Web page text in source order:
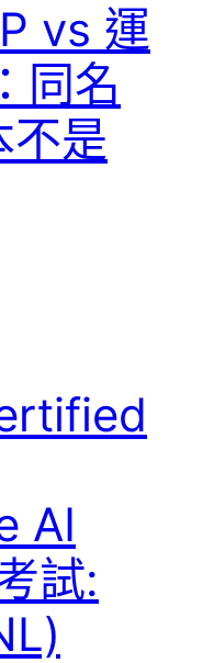
vs 運
同名
不是
AI
試: